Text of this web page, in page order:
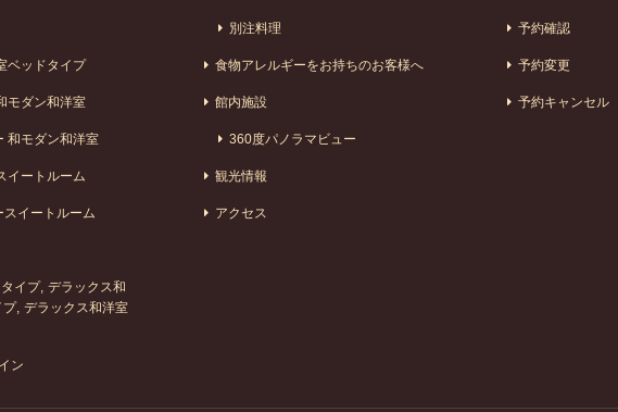
ベッドタイプ
モダン和洋室
和モダン和洋室
イートルーム
スイートルーム
イプ デラックス和
プ デラックス和洋室
ン
別注料理
食物アレルギーをお持ちのお客様へ
館内施設
360度パノラマビュー
観光情報
アクセス
予約確認
予約変更
予約キャンセル